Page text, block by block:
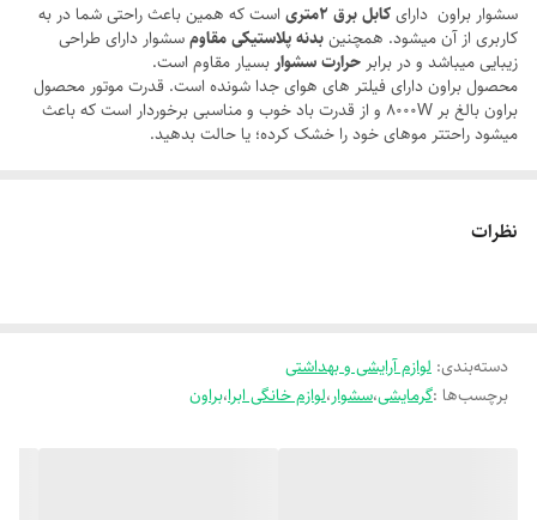
مناسب برای استفاده در منزل، آرایشگاه های حرفه ای
دارای 2 حالت سرعت متوسط و زیاد
موتور سنگین مناسب سالن داران
سشوار براون دارایکابل برق ۲متری
است که همین باعث راحتی شما در به
کاربری از آن میشود. همچنینبدنه پلاستیکی مقاومسشوار دارای طراحی
زیبایی میباشد و در برابرحرارت سشواربسیار مقاوم است.
محصول براون دارای فیلتر های هوای جدا شونده است. قدرت موتور محصول
براون بالغ بر 8000W و از قدرت باد خوب و مناسبی برخوردار است که باعث
میشود راحتتر موهای خود را خشک کرده؛ یا حالت بدهید.
نظرات
دسته‌بندی: لوازم آرایشی و بهداشتی
برچسب‌ها :گرمایشی،سشوار،لوازم خانگی ابرا،براون